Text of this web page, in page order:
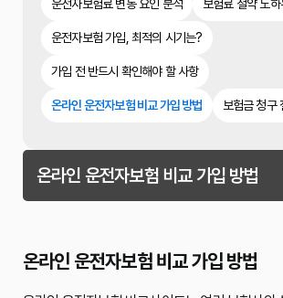
운전자보험료 변동 요인 분석 보험료 절약 노하
운전자보험 가입, 최적의 시기는?
가입 전 반드시 확인해야 할 사항
온라인 운전자보험 비교 가입 방법 보험금 청구
온라인 운전자보험 비교 가입 방법
온라인 운전자보험 비교 가입 방법